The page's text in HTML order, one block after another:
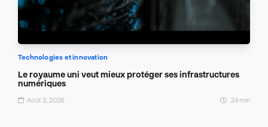
Technologies et innovation
Le royaume uni veut mieux protéger ses infrastructures
numériques
Août 3, 2026 24 min